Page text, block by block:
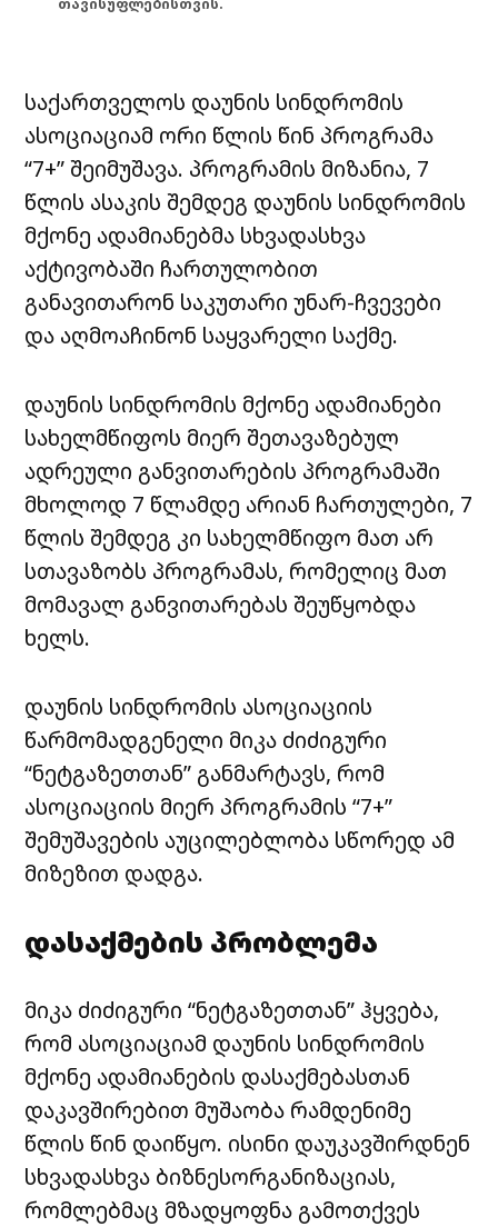
თავისუფლებისთვის.
საქართველოს დაუნის სინდრომის
ასოციაციამ ორი წლის წინ პროგრამა
“7+” შეიმუშავა. პროგრამის მიზანია, 7
წლის ასაკის შემდეგ დაუნის სინდრომის
მქონე ადამიანებმა სხვადასხვა
აქტივობაში ჩართულობით
განავითარონ საკუთარი უნარ-ჩვევები
და აღმოაჩინონ საყვარელი საქმე.
დაუნის სინდრომის მქონე ადამიანები
სახელმწიფოს მიერ შეთავაზებულ
ადრეული განვითარების პროგრამაში
მხოლოდ 7 წლამდე არიან ჩართულები, 7
წლის შემდეგ კი სახელმწიფო მათ არ
სთავაზობს პროგრამას, რომელიც მათ
მომავალ განვითარებას შეუწყობდა
ხელს.
დაუნის სინდრომის ასოციაციის
წარმომადგენელი მიკა ძიძიგური
“ნეტგაზეთთან” განმარტავს, რომ
ასოციაციის მიერ პროგრამის “7+”
შემუშავების აუცილებლობა სწორედ ამ
მიზეზით დადგა.
დასაქმების პრობლემა
მიკა ძიძიგური “ნეტგაზეთთან” ჰყვება,
რომ ასოციაციამ დაუნის სინდრომის
მქონე ადამიანების დასაქმებასთან
დაკავშირებით მუშაობა რამდენიმე
წლის წინ დაიწყო. ისინი დაუკავშირდნენ
სხვადასხვა ბიზნესორგანიზაციას,
რომლებმაც მზადყოფნა გამოთქვეს